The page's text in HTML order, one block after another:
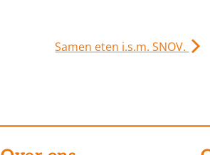
Samen eten i.s.m. SNOV.